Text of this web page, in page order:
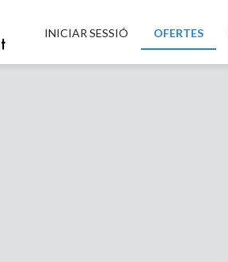
INICIAR SESSIÓ OFERTES